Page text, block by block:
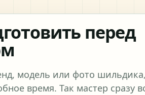
перед
модель или фото
время. Так мастер сразу